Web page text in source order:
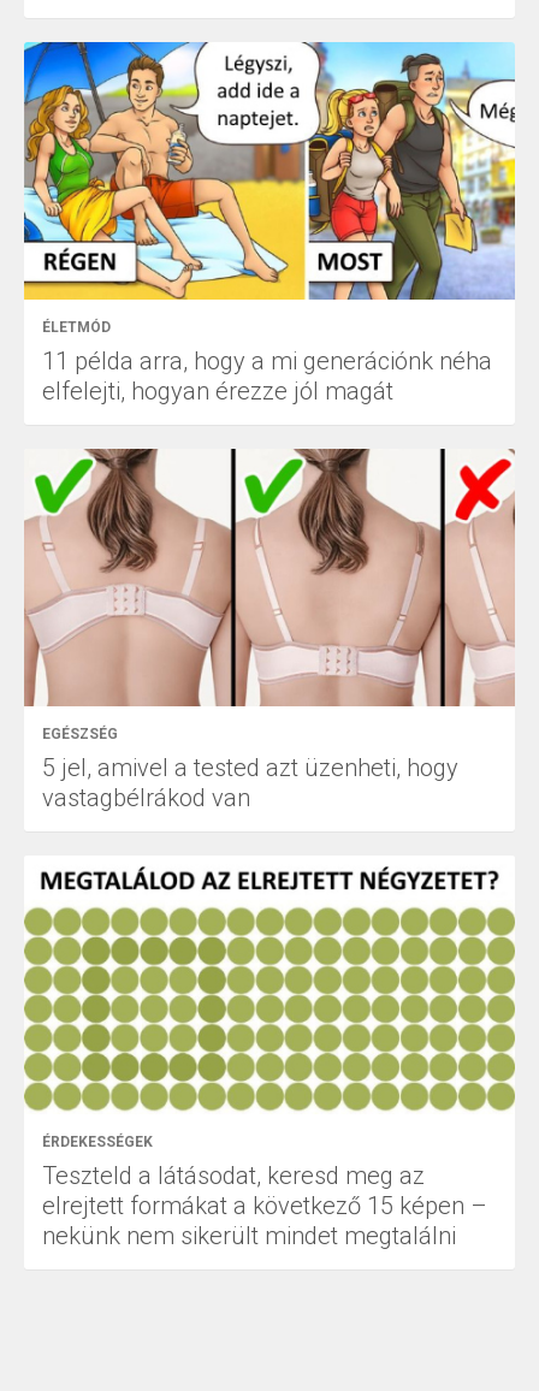
ÉLETMÓD
11 példa arra, hogy a mi generációnk néha
elfelejti, hogyan érezze jól magát
EGÉSZSÉG
5 jel, amivel a tested azt üzenheti, hogy
vastagbélrákod van
ÉRDEKESSÉGEK
Teszteld a látásodat, keresd meg az
elrejtett formákat a következő 15 képen –
nekünk nem sikerült mindet megtalálni